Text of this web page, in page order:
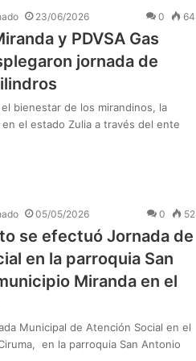
23/06/2026 0 64
y PDVSA Gas
jornada de
bienestar de los mirandinos, la
en el estado Zulia a través del ente
05/05/2026 0 52
se efectuó Jornada de
en la parroquia San
Miranda en el
Municipal de Atención Social en el
en la parroquia San Antonio